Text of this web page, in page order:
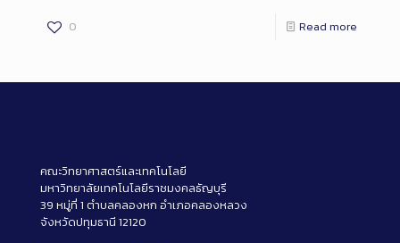
0 Read more
คณะวิทยาศาสตร์และเทคโนโลยี
มหาวิทยาลัยเทคโนโลยีราชมงคลธัญบุรี
39 หมู่ที่ 1 ตำบลคลองหก อำเภอคลองหลวง
จังหวัดปทุมธานี 12120